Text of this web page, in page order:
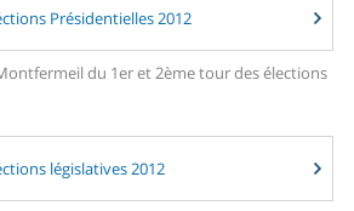
Présidentielles 2012
du 1er et 2ème tour des élections
législatives 2012